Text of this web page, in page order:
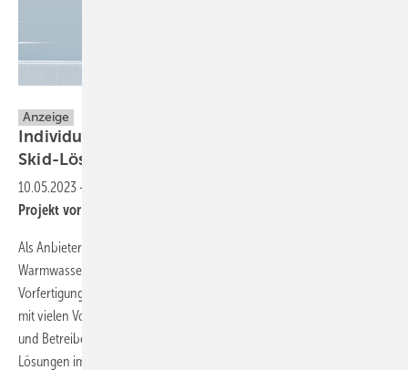
Anzeige
Individuelle Vorfertigung nach Maß:
Skid-Lösungen
10.05.2023 -
Projekt vor Ort
Als Anbieter hochwertiger Systeme für die Heizungs- und
Warmwasserversorgungstechnik setzt man in Ahlen konsequent auf
Vorfertigung. Die Skid-Lösungen erweisen sich als höchst effizient –
mit vielen Vorteilen für die herstellende Seite wie auch den Installateur
und Betreiber vor Ort. Stark nachgefragt sind neben Container-
Lösungen im Freien auch vorgefertigte Systeme, die im Innern von